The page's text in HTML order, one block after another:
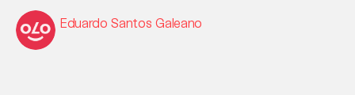
Eduardo Santos Galeano